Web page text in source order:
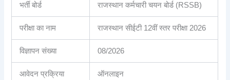
भर्ती बोर्ड राजस्थान कर्मचारी चयन बोर्ड (RSSB)
परीक्षा का नाम राजस्थान सीईटी 12वीं स्तर परीक्षा 2026
विज्ञापन संख्या 08/2026
आवेदन प्रक्रिया ऑनलाइन